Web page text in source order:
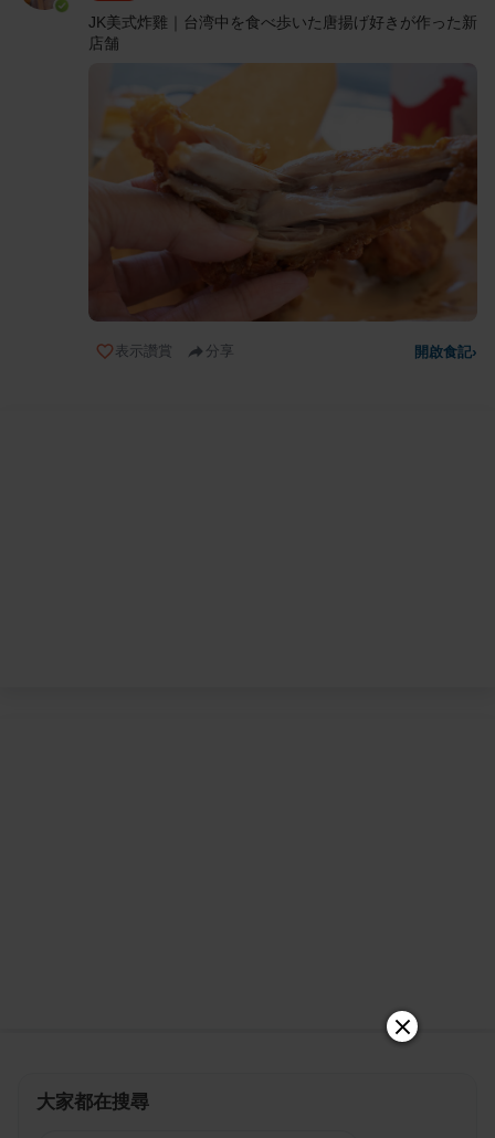
JK美式炸雞｜台湾中を食べ歩いた唐揚げ好きが作った新
店舗
表示讚賞 分享 開啟食記›
大家都在搜尋